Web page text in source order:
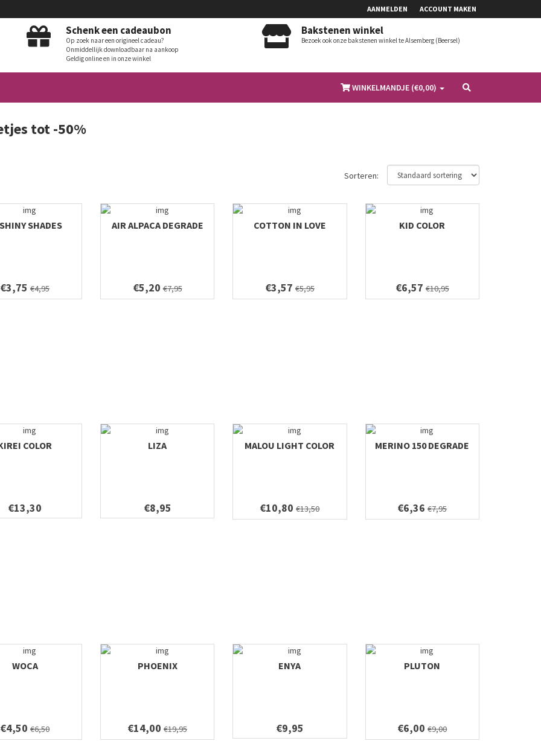
AANMELDEN ACCOUNT MAKEN
Schenk een cadeaubon
Op zoek naar een origineel cadeau?
Onmiddellijk downloadbaar na aankoop
Geldig online en in onze winkel
Bakstenen winkel
Bezoek ook onze bakstenen winkel te Alsemberg (Beersel)
WINKELMANDJE (€0,00)
tot -50%
Sorteren:
SHADES
€3,75 €4,95
AIR ALPACA DEGRADE
€5,20 €7,95
COTTON IN LOVE
€3,57 €5,95
KID COLOR
€6,57 €10,95
COLOR
€13,30
LIZA
€8,95
MALOU LIGHT COLOR
€10,80 €13,50
MERINO 150 DEGRADE
€6,36 €7,95
WOCA
€4,50 €6,50
PHOENIX
€14,00 €19,95
ENYA
€9,95
PLUTON
€6,00 €9,00